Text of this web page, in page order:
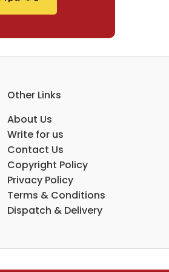
Other Links
About Us
Write for us
Contact Us
Copyright Policy
Privacy Policy
Terms & Conditions
Dispatch & Delivery